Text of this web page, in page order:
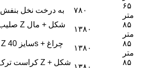
دم بنفش Z شکل 40S به درخت نخل بنفش
۷۸۰
۶۵
متر
۱۳۸۰
۸۵
متر
۱۳۸۰
۸۵
متر
۸۵